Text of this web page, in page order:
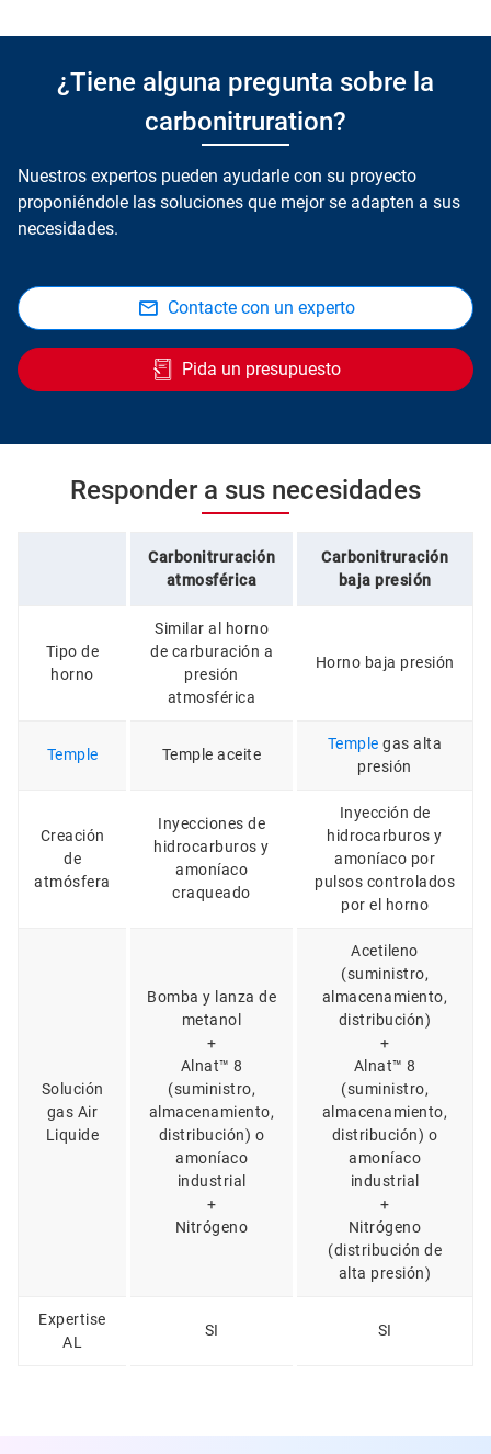
¿Tiene alguna pregunta sobre la
carbonitruration?
Nuestros expertos pueden ayudarle con su proyecto
proponiéndole las soluciones que mejor se adapten a sus
necesidades.
Contacte con un experto
Pida un presupuesto
Responder a sus necesidades
Carbonitruración
atmosférica
Carbonitruración
baja presión
Tipo de
horno
Similar al horno
de carburación a
presión
atmosférica
Horno baja presión
Temple Temple aceite
Temple gas alta
presión
Creación
de
atmósfera
Inyecciones de
hidrocarburos y
amoníaco
craqueado
Inyección de
hidrocarburos y
amoníaco por
pulsos controlados
por el horno
Solución
gas Air
Liquide
Bomba y lanza de
metanol
+
Alnat™ 8
(suministro,
almacenamiento,
distribución) o
amoníaco
industrial
+
Nitrógeno
Acetileno
(suministro,
almacenamiento,
distribución)
+
Alnat™ 8
(suministro,
almacenamiento,
distribución) o
amoníaco
industrial
+
Nitrógeno
(distribución de
alta presión)
Expertise
AL
SI SI